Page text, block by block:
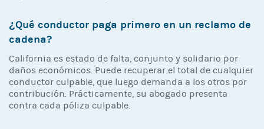
¿Qué conductor paga primero en un reclamo de
cadena?
California es estado de falta, conjunto y solidario por
daños económicos. Puede recuperar el total de cualquier
conductor culpable, que luego demanda a los otros por
contribución. Prácticamente, su abogado presenta
contra cada póliza culpable.